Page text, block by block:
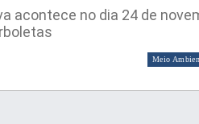
acontece no dia 24 de
Meio